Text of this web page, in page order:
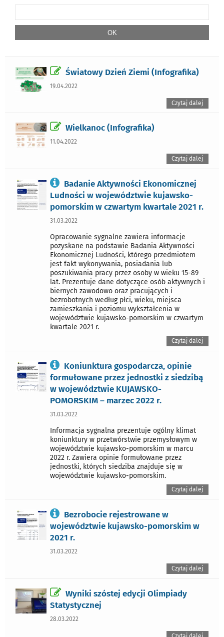
Światowy Dzień Ziemi (Infografika)
19.04.2022
Czytaj dalej
Wielkanoc (Infografika)
11.04.2022
Czytaj dalej
Badanie Aktywności Ekonomicznej
Ludności w województwie kujawsko-
pomorskim w czwartym kwartale 2021 r.
31.03.2022
Opracowanie sygnalne zawiera informacje
pozyskane na podstawie Badania Aktywności
Ekonomicznej Ludności, którego przedmiotem
jest fakt wykonywania, posiadania lub
poszukiwania pracy przez osoby w wieku 15-89
lat. Prezentuje dane dotyczące osób aktywnych i
biernych zawodowo oraz pracujących i
bezrobotnych według płci, wieku, miejsca
zamieszkania i poziomu wykształcenia w
województwie kujawsko-pomorskim w czwartym
kwartale 2021 r.
Czytaj dalej
Koniunktura gospodarcza, opinie
formułowane przez jednostki z siedzibą
w województwie KUJAWSKO-
POMORSKIM – marzec 2022 r.
31.03.2022
Informacja sygnalna prezentuje ogólny klimat
koniunktury w przetwórstwie przemysłowym w
województwie kujawsko-pomorskim w marcu
2022 r. Zawiera opinie formułowane przez
jednostki, których siedziba znajduje się w
województwie kujawsko-pomorskim.
Czytaj dalej
Bezrobocie rejestrowane w
województwie kujawsko-pomorskim w
2021 r.
31.03.2022
Czytaj dalej
Wyniki szóstej edycji Olimpiady
Statystycznej
28.03.2022